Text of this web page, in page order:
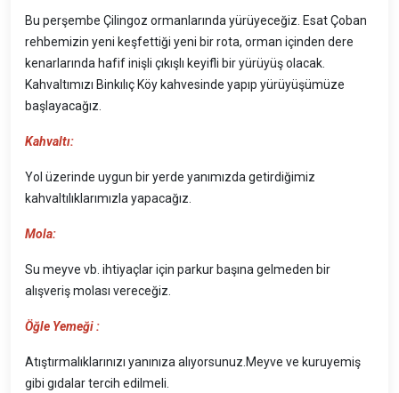
Bu perşembe Çilingoz ormanlarında yürüyeceğiz. Esat Çoban
rehbemizin yeni keşfettiği yeni bir rota, orman içinden dere
kenarlarında hafif inişli çıkışlı keyifli bir yürüyüş olacak.
Kahvaltımızı Binkılıç Köy kahvesinde yapıp yürüyüşümüze
başlayacağız.
Kahvaltı:
Yol üzerinde uygun bir yerde yanımızda getirdiğimiz
kahvaltılıklarımızla yapacağız.
Mola:
Su meyve vb. ihtiyaçlar için parkur başına gelmeden bir
alışveriş molası vereceğiz.
Öğle Yemeği :
Atıştırmalıklarınızı yanınıza alıyorsunuz.Meyve ve kuruyemiş
gibi gıdalar tercih edilmeli.